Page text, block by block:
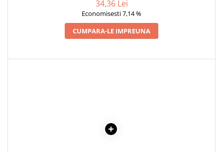
34,36 Lei
Economisesti 7,14 %
CUMPARA-LE IMPREUNA